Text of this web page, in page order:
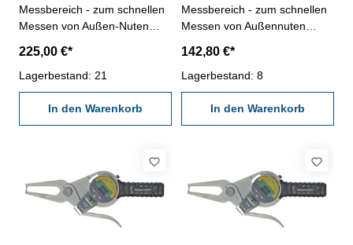
Messbereich - zum schnellen
Messen von Außen-Nuten
Messflächen- mit Digital-
Messuhr IP 65- Ablesung 0,01
mm- Anzeige mit Laufbalken-
mm/inch, 0/Off, Preset-, Tol-
und ,,Mode"-Taste- mit
Behältnis/Kasten
225,00 €*
Lagerbestand: 21
In den Warenkorb
Messbereich - zum schnellen
Messen von Außennuten
mm, gehärtet- mit Digital-
Messuhr IP 65- Ablesung
0,001 mm- Anzeige mit
Laufbalken- mm/inch, 0/Off,
Preset-, Tol- und ,,+/-"-Taste-
142,80 €*
Lagerbestand: 8
In den Warenkorb